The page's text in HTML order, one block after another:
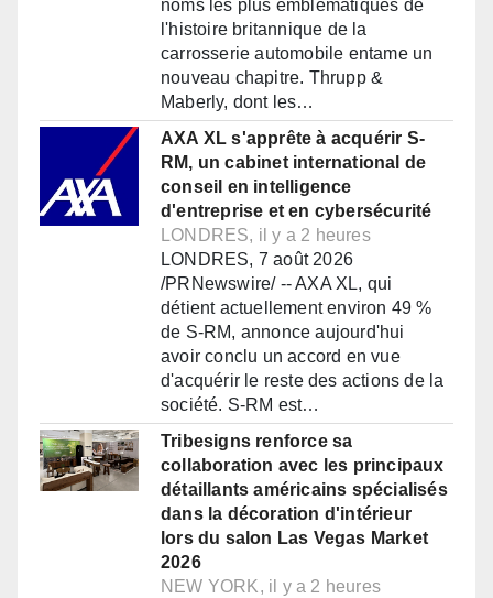
noms les plus emblématiques de
l'histoire britannique de la
carrosserie automobile entame un
nouveau chapitre. Thrupp &
Maberly, dont les…
AXA XL s'apprête à acquérir S-
RM, un cabinet international de
conseil en intelligence
d'entreprise et en cybersécurité
LONDRES, il y a 2 heures
LONDRES, 7 août 2026
/PRNewswire/ -- AXA XL, qui
détient actuellement environ 49 %
de S-RM, annonce aujourd'hui
avoir conclu un accord en vue
d'acquérir le reste des actions de la
société. S-RM est…
Tribesigns renforce sa
collaboration avec les principaux
détaillants américains spécialisés
dans la décoration d'intérieur
lors du salon Las Vegas Market
2026
NEW YORK, il y a 2 heures